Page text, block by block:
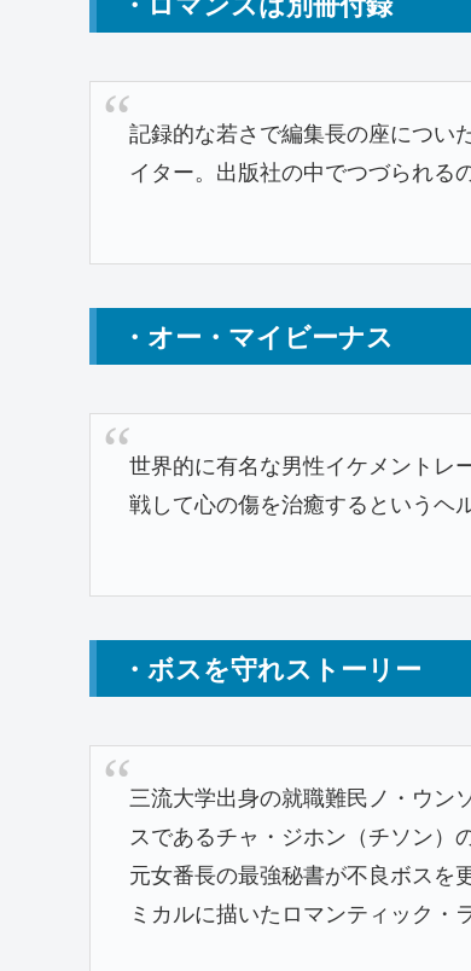
記録的な若さで編集長の座につい
イター。出版社の中でつづられる
・オー・マイビーナス
世界的に有名な男性イケメントレ
戦して心の傷を治癒するというヘ
・ボスを守れストーリー
三流大学出身の就職難民ノ・ウン
スであるチャ・ジホン（チソン）
元女番長の最強秘書が不良ボスを
ミカルに描いたロマンティック・